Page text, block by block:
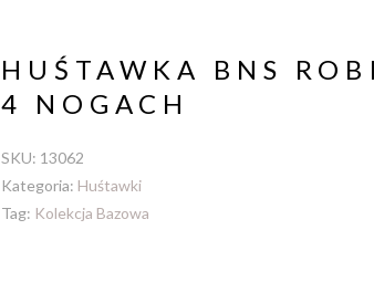
HUŚTAWKA BNS
4 NOGACH
SKU: 13062
Kategoria: Huśtawki
Tag: Kolekcja Bazowa